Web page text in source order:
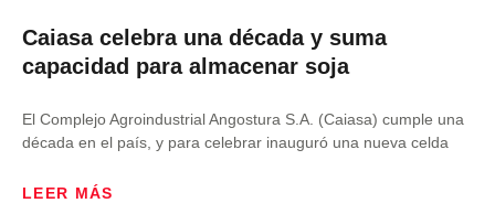
Caiasa celebra una década y suma
capacidad para almacenar soja
El Complejo Agroindustrial Angostura S.A. (Caiasa) cumple una
década en el país, y para celebrar inauguró una nueva celda
LEER MÁS